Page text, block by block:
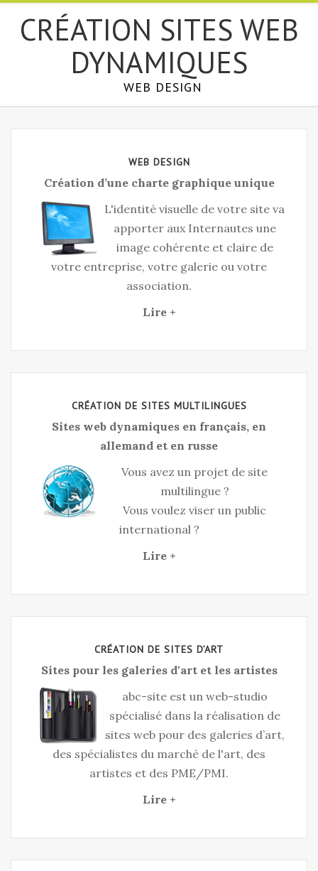
СRÉATION SITES WEB
DYNAMIQUES
WEB DESIGN
WEB DESIGN
Création d’une charte graphique unique
L'identité visuelle de votre site va
apporter aux Internautes une
image cohérente et claire de
votre entreprise, votre galerie ou votre
association.
Lire +
CRÉATION DE SITES MULTILINGUES
Sites web dynamiques en français, en
allemand et en russe
Vous avez un projet de site
multilingue ?
Vous voulez viser un public
international ?
Lire +
CRÉATION DE SITES D’ART
Sites pour les galeries d'art et les artistes
abc-site est un web-studio
spécialisé dans la réalisation de
sites web pour des galeries d’art,
des spécialistes du marché de l'art, des
artistes et des PME/PMI.
Lire +